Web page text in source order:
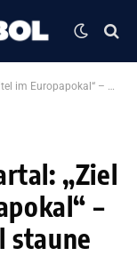
„Manchmal staune ich selbst“
„Ziel
–
staune